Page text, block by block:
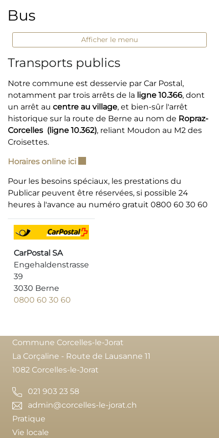
Bus
Afficher le menu
Transports publics
Notre commune est desservie par Car Postal,
notamment par trois arrêts de la ligne 10.366, dont
un arrêt au centre au village, et bien-sûr l'arrêt
historique sur la route de Berne au nom de Ropraz-
Corcelles (ligne 10.362), reliant Moudon au M2 des
Croisettes.
Horaires online iciCe lien externe va ouvrir une
Pour les besoins spéciaux, les prestations du
Publicar peuvent être réservées, si possible 24
heures à l'avance au numéro gratuit 0800 60 30 60
CarPostal SA
Engehaldenstrasse
39
3030 Berne
0800 60 30 60
Commune Corcelles-le-Jorat
La Corçaline - Route de Lausanne 11
1082 Corcelles-le-Jorat
021 903 23 58
admin@corcelles-le-jorat.ch
Pratique
Vie locale